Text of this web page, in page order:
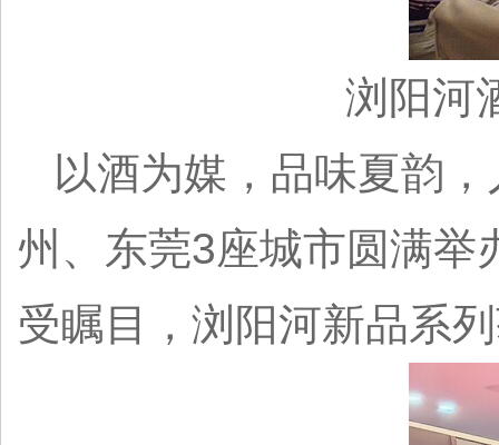
浏阳河
以酒为媒，品味夏韵
州、东莞3座城市圆满举
受瞩目，浏阳河新品系